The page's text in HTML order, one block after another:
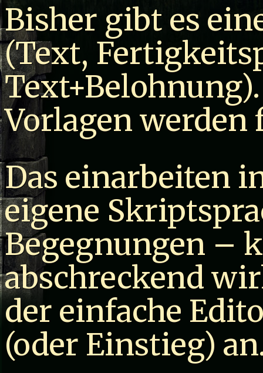
Bisher gibt es
(Text,
Vorlagen werden
Das einarbeiten
eigene
Begegnungen –
abschreckend
der einfache
(oder Einstieg)